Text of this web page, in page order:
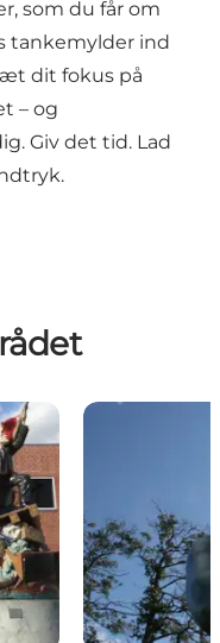
som du får om
tankemylder ind
dit fokus på
– og
Giv det tid. Lad
Danmark
Jels Pigen